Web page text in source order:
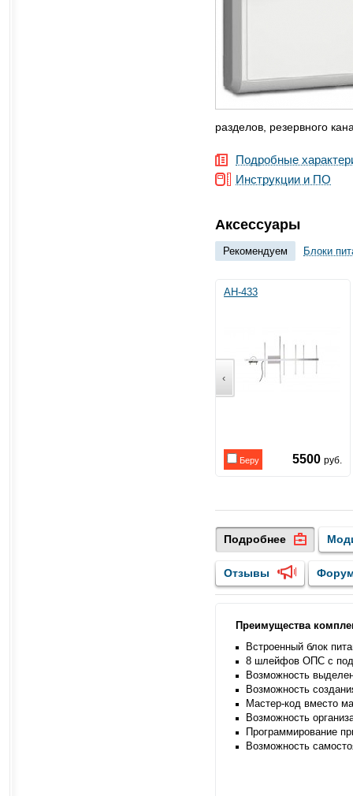
разделов, резервного
Подробные
Инструкции и ПО
Аксессуары
Рекомендуем Блоки
‹
АН-433
Беру 5500 руб.
Подробнее
Отзывы
Преимущества
Встроенный блок
8 шлейфов ОПС с
Возможность
Возможность
Мастер-код вместо
Возможность
Программирование
Возможность